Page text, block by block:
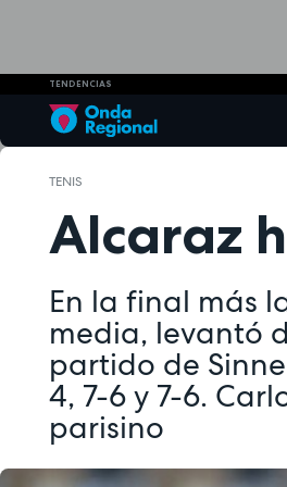
TENDENCIAS
TENIS
Alcaraz
En la final más
media, levantó
partido de
4, 7-6 y 7-6.
parisino